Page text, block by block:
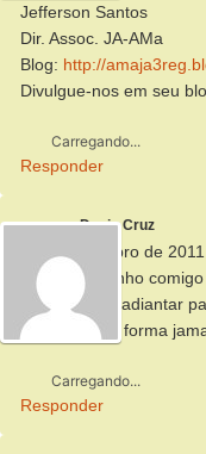
Jefferson Santos
Dir. Assoc. JA-AMa
Blog: http://
Divulgue-nos em seu
Carregando...
Responder
Denis Cruz
15 de setembro de 2011
Ainda nao tenho
O que posso adiantar
contada uma forma
Carregando...
Responder